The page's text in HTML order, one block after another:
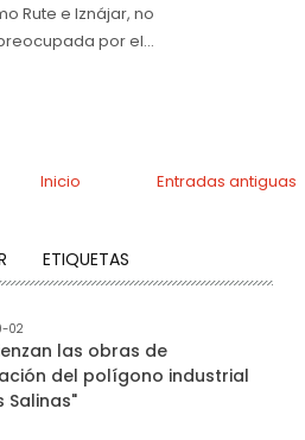
Rute e Iznájar, no
por el...
Entradas antiguas
Inicio
ETIQUETAS
02
las obras de
del polígono industrial
Salinas"